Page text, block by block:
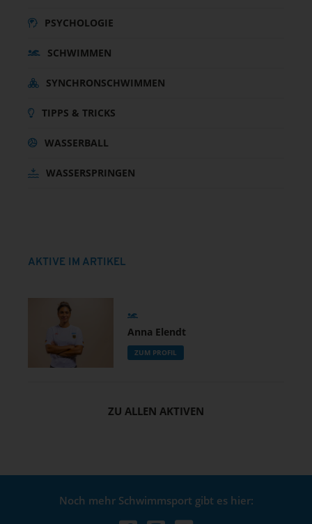
PSYCHOLOGIE
SCHWIMMEN
SYNCHRONSCHWIMMEN
TIPPS & TRICKS
WASSERBALL
WASSERSPRINGEN
AKTIVE IM ARTIKEL
Anna Elendt
ZUM PROFIL
ZU ALLEN AKTIVEN
Noch mehr Schwimmsport gibt es hier: